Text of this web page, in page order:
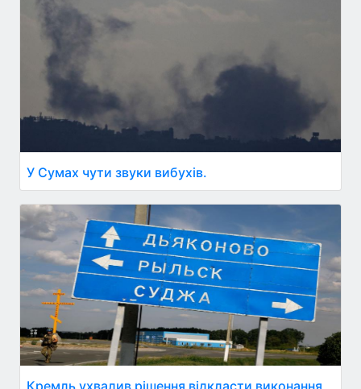
У Сумах чути звуки вибухів.
Кремль ухвалив рішення відкласти виконання